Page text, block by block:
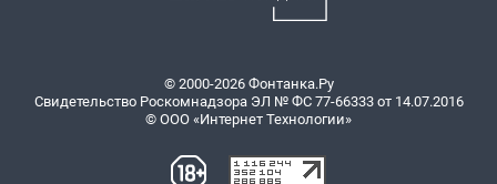
© 2000-2026 Фонтанка.Ру
Свидетельство Роскомнадзора ЭЛ № ФС 77-66333 от 14.07.2016
© ООО «Интернет Технологии»